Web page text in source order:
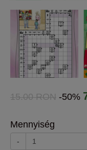
15.00 RON -50%
Mennyiség
-